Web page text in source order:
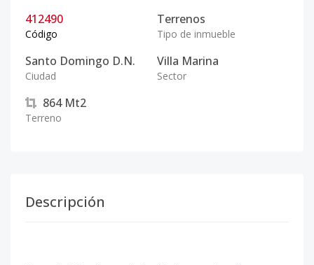
412490
Código
Terrenos
Tipo de inmueble
Santo Domingo D.N.
Ciudad
Villa Marina
Sector
864 Mt2
Terreno
Descripción